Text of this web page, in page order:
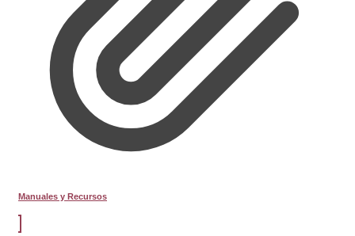
Manuales y Recursos